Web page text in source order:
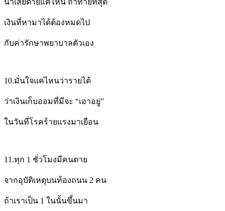
น่าเสียดายแค่ไหน ถ้าท้ายที่สุด
เงินที่หามาได้ต้องหมดไป
กับค่ารักษาพยาบาลตัวเอง
10.มั่นใจแค่ไหนว่ารายได้
ว่าเงินเก็บออมที่มีจะ “เอาอยู่”
ในวันที่โรคร้ายแรงมาเยือน
11.ทุก 1 ชั่วโมงมีคนตาย
จากอุบัติเหตุบนท้องถนน 2 คน
ถ้าเราเป็น 1 ในนั้นขึ้นมา